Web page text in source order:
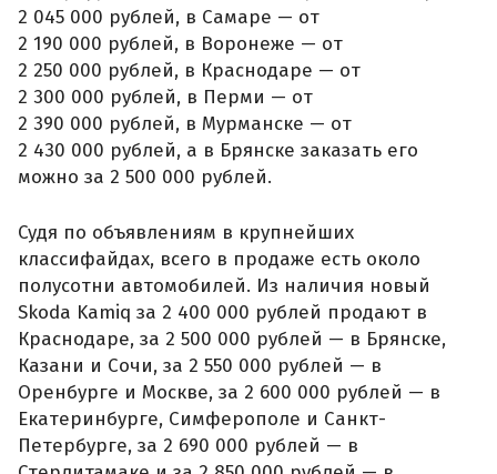
2 045 000 рублей, в Самаре — от
2 190 000 рублей, в Воронеже — от
2 250 000 рублей, в Краснодаре — от
2 300 000 рублей, в Перми — от
2 390 000 рублей, в Мурманске — от
2 430 000 рублей, а в Брянске заказать его
можно за 2 500 000 рублей.
Судя по объявлениям в крупнейших
классифайдах, всего в продаже есть около
полусотни автомобилей. Из наличия новый
Skoda Kamiq за 2 400 000 рублей продают в
Краснодаре, за 2 500 000 рублей — в Брянске,
Казани и Сочи, за 2 550 000 рублей — в
Оренбурге и Москве, за 2 600 000 рублей — в
Екатеринбурге, Симферополе и Санкт-
Петербурге, за 2 690 000 рублей — в